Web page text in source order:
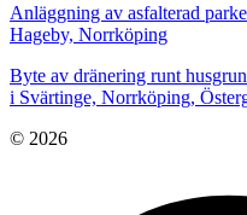
Anläggning av asfalterad
Hageby, Norrköping
Byte av dränering runt
i Svärtinge, Norrköping,
© 2026